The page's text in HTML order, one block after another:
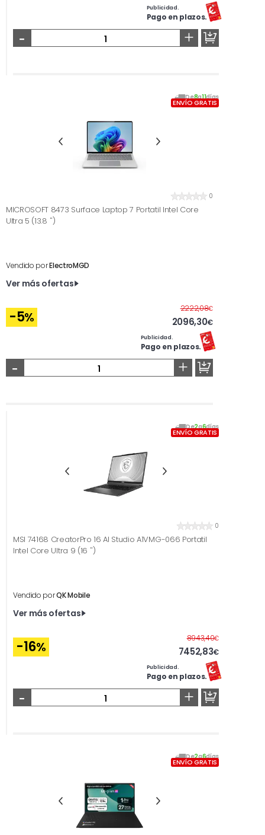
Publicidad.
Pago en plazos.
- +
De8a11días
ENVÍO GRATIS
0
MICROSOFT 8473 Surface Laptop 7 Portatil Intel Core
Ultra 5 (13.8 '')
Vendido porElectroMGD
Ver más ofertas
-5%
2222,08€Antes
2096,30€
Publicidad.
Pago en plazos.
- +
De2a6días
ENVÍO GRATIS
0
MSI 74168 CreatorPro 16 AI Studio A1VMG-066 Portatil
Intel Core Ultra 9 (16 '')
Vendido porQK Mobile
Ver más ofertas
-16%
8943,40€Antes
7452,83€
Publicidad.
Pago en plazos.
- +
De2a6días
ENVÍO GRATIS